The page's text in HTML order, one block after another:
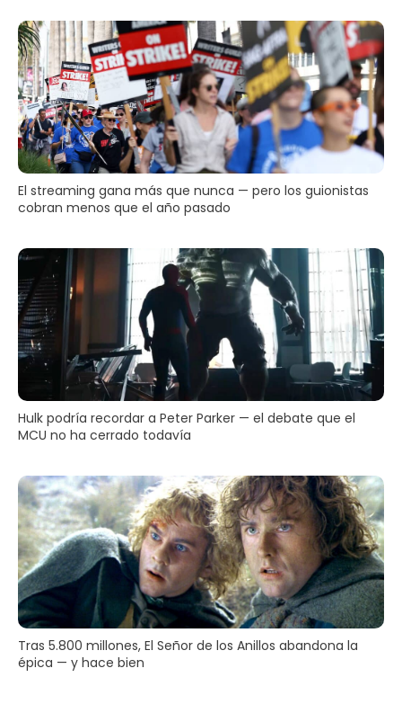
El streaming gana más que nunca — pero los guionistas
cobran menos que el año pasado
Hulk podría recordar a Peter Parker — el debate que el
MCU no ha cerrado todavía
Tras 5.800 millones, El Señor de los Anillos abandona la
épica — y hace bien